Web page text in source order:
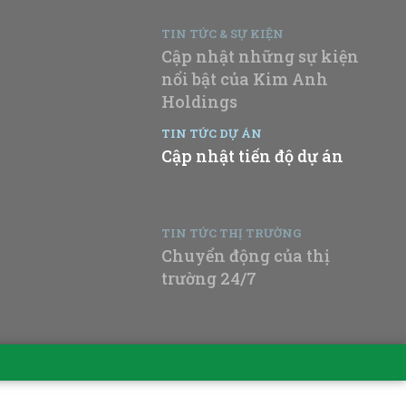
TIN TỨC & SỰ KIỆN
Cập nhật những sự kiện
nổi bật của Kim Anh
Holdings
TIN TỨC DỰ ÁN
Cập nhật tiến độ dự án
TIN TỨC THỊ TRƯỜNG
Chuyển động của thị
trường 24/7